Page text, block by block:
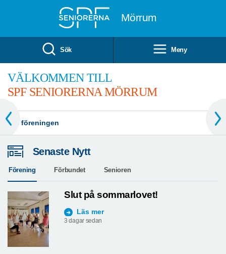
Mörrum
Sök Meny
VÄLKOMMEN TILL
SPF SENIORERNA MÖRRUM
Om föreningen
Senaste Nytt
Förening Förbundet Senioren
Slut på sommarlovet!
Läs mer
3 dagar sedan